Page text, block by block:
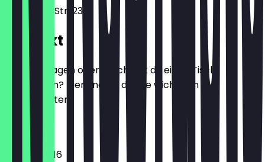
Proskauer Str. 23
Kontakt
Hast du Fragen oder möchtest du einen Tisch
reservieren? Hier findest du alle wichtigen
Kontaktdaten.
Telefon
03026316616